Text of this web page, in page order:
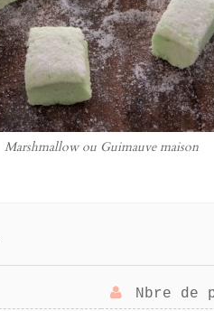
Marshmallow ou Guimauve maison
Nbre de